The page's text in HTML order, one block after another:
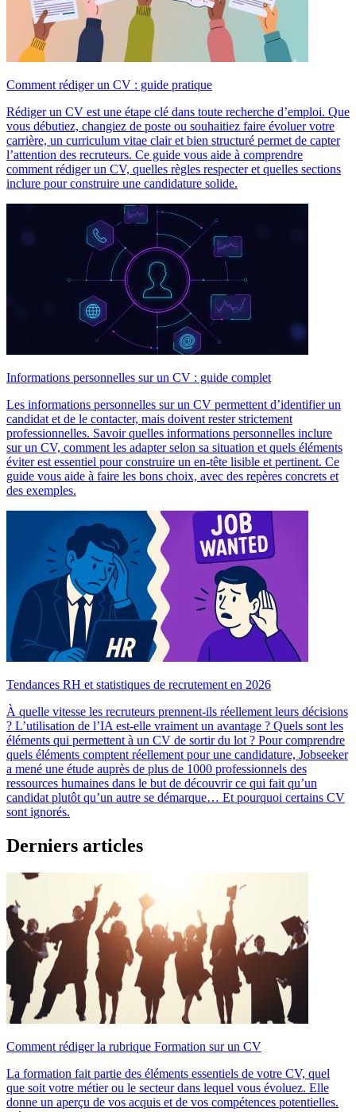
Comment rédiger un CV : guide pratique
Rédiger un CV est une étape clé dans toute recherche d’emploi. Que
vous débutiez, changiez de poste ou souhaitiez faire évoluer votre
carrière, un curriculum vitae clair et bien structuré permet de capter
l’attention des recruteurs. Ce guide vous aide à comprendre
comment rédiger un CV, quelles règles respecter et quelles sections
inclure pour construire une candidature solide.
Informations personnelles sur un CV : guide complet
Les informations personnelles sur un CV permettent d’identifier un
candidat et de le contacter, mais doivent rester strictement
professionnelles. Savoir quelles informations personnelles inclure
sur un CV, comment les adapter selon sa situation et quels éléments
éviter est essentiel pour construire un en-tête lisible et pertinent. Ce
guide vous aide à faire les bons choix, avec des repères concrets et
des exemples.
Tendances RH et statistiques de recrutement en 2026
À quelle vitesse les recruteurs prennent-ils réellement leurs décisions
? L’utilisation de l’IA est-elle vraiment un avantage ? Quels sont les
éléments qui permettent à un CV de sortir du lot ? Pour comprendre
quels éléments comptent réellement pour une candidature, Jobseeker
a mené une étude auprès de plus de 1000 professionnels des
ressources humaines dans le but de découvrir ce qui fait qu’un
candidat plutôt qu’un autre se démarque… Et pourquoi certains CV
sont ignorés.
Derniers articles
Comment rédiger la rubrique Formation sur un CV
La formation fait partie des éléments essentiels de votre CV, quel
que soit votre métier ou le secteur dans lequel vous évoluez. Elle
donne un aperçu de vos acquis et de vos compétences potentielles.